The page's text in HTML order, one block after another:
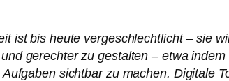
ist bis heute vergeschlechtlicht – sie
gerechter zu gestalten – etwa
Aufgaben sichtbar zu machen. Digitale